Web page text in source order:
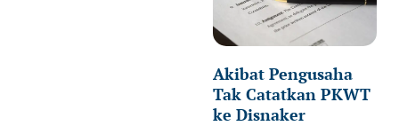
Akibat Pengusaha
Tak Catatkan PKWT
ke Disnaker